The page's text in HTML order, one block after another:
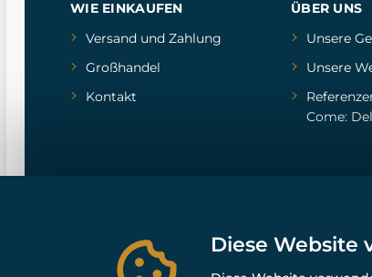
WIE EINKAUFEN
Versand und Zahlung
Großhandel
Kontakt
ÜBER UNS
Unsere
Unsere
Come:
Diese Website